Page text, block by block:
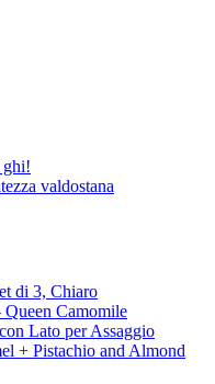
ghi!
valdostana
di 3, Chiaro
Camomile
Lato per Assaggio
+ Pistachio and Almond